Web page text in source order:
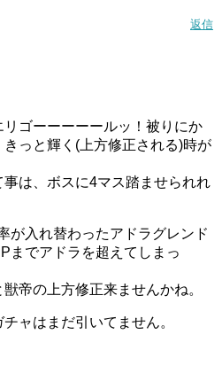
返信
ゴーーーーールッ！被りにか
っと輝く(上方修正される)時が
は、ボスに4マス踏ませられれ
が入れ替わったアドラグレンド
までアドラを超えてしまっ
帝の上方修正来ませんかね。
ャはまだ引いてません。